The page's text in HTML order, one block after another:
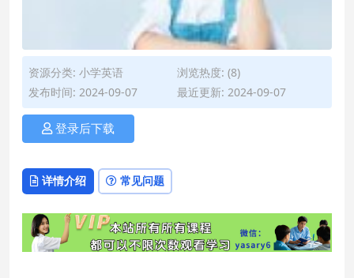
资源分类: 小学英语
浏览热度: (8)
发布时间: 2024-09-07
最近更新: 2024-09-07
登录后下载
详情介绍 常见问题